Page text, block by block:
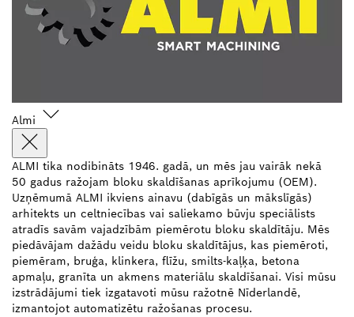
Almi
ALMI tika nodibināts 1946. gadā, un mēs jau vairāk nekā
50 gadus ražojam bloku skaldīšanas aprīkojumu (OEM).
Uzņēmumā ALMI ikviens ainavu (dabīgās un mākslīgās)
arhitekts un celtniecības vai saliekamo būvju speciālists
atradīs savām vajadzībām piemērotu bloku skaldītāju. Mēs
piedāvājam dažādu veidu bloku skaldītājus, kas piemēroti,
piemēram, bruģa, klinkera, flīžu, smilts-kaļķa, betona
apmaļu, granīta un akmens materiālu skaldīšanai. Visi mūsu
izstrādājumi tiek izgatavoti mūsu ražotnē Nīderlandē,
izmantojot automatizētu ražošanas procesu.